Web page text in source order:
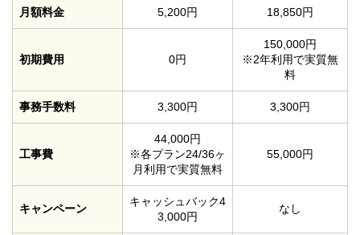
月額料金 5,200円 18,850円
初期費用 0円
150,000円
※2年利用で実質無
料
事務手数料 3,300円 3,300円
工事費
44,000円
※各プラン24/36ヶ
月利用で実質無料
55,000円
キャンペーン
キャッシュバック4
3,000円
なし